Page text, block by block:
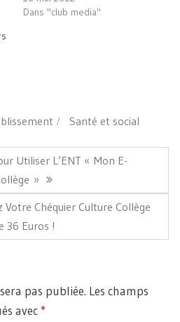
nouvelle
fenêtre)
Dans "club media"
Santé et social
Utiliser L’ENT « Mon E-
»
Votre Chéquier Culture Collège
36 Euros !
pas publiée. Les champs
avec*